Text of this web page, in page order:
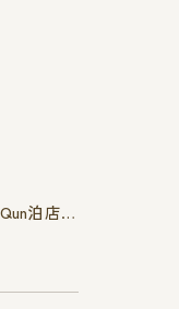
愛犬美容室 QunQun泊店 4月空き状況です